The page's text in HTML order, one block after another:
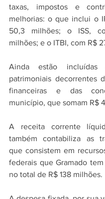
taxas, impostos e
melhorias: o que inclui o
50,3 milhões; o ISS,
milhões; e o ITBI, com R$
Ainda estão incluídas
patrimoniais decorrentes
financeiras e das
município, que somam R$
A receita corrente
também contabiliza as
que consistem em
federais que Gramado
no total de R$ 138 milhões.